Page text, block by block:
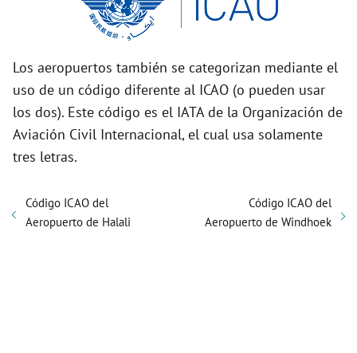
Los aeropuertos también se categorizan mediante el
uso de un código diferente al ICAO (o pueden usar
los dos). Este código es el IATA de la Organización de
Aviación Civil Internacional, el cual usa solamente
tres letras.
Código ICAO del
Aeropuerto de Halali
Código ICAO del
Aeropuerto de Windhoek